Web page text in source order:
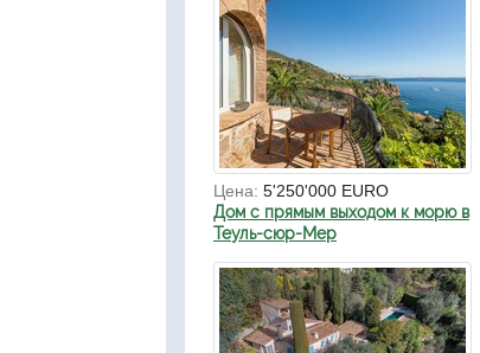
Цена: 5'250'000 EURO
Дом с прямым выходом к морю в
Теуль-сюр-Мер